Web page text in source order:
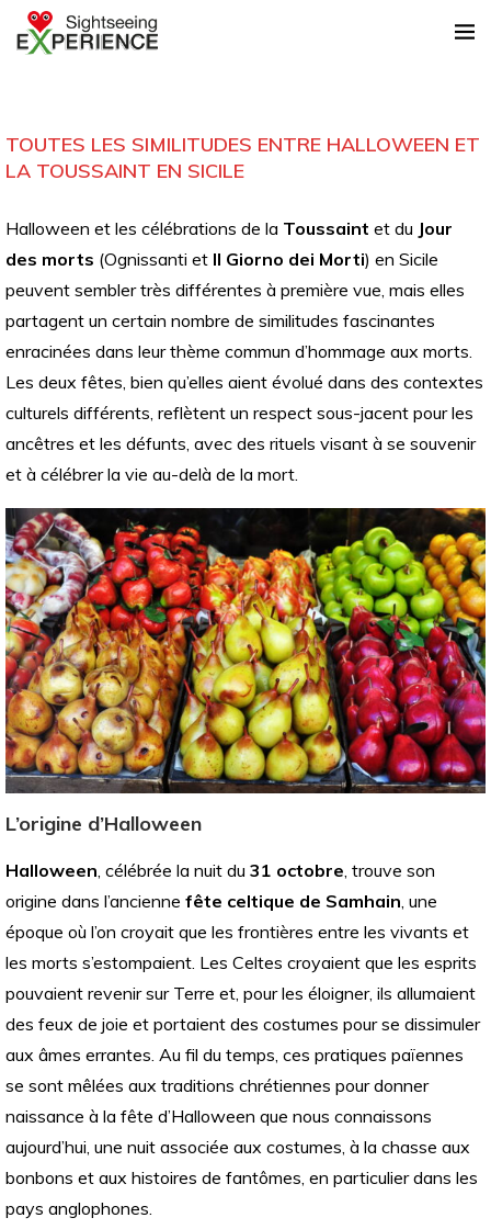
TOUTES LES SIMILITUDES ENTRE HALLOWEEN ET
LA TOUSSAINT EN SICILE
Halloween et les célébrations de la Toussaint et du Jour
des morts (Ognissanti et Il Giorno dei Morti) en Sicile
peuvent sembler très différentes à première vue, mais elles
partagent un certain nombre de similitudes fascinantes
enracinées dans leur thème commun d’hommage aux morts.
Les deux fêtes, bien qu’elles aient évolué dans des contextes
culturels différents, reflètent un respect sous-jacent pour les
ancêtres et les défunts, avec des rituels visant à se souvenir
et à célébrer la vie au-delà de la mort.
L’origine d’Halloween
Halloween , célébrée la nuit du 31 octobre , trouve son
origine dans l’ancienne fête celtique de Samhain , une
époque où l’on croyait que les frontières entre les vivants et
les morts s’estompaient. Les Celtes croyaient que les esprits
pouvaient revenir sur Terre et, pour les éloigner, ils allumaient
des feux de joie et portaient des costumes pour se dissimuler
aux âmes errantes. Au fil du temps, ces pratiques païennes
se sont mêlées aux traditions chrétiennes pour donner
naissance à la fête d’Halloween que nous connaissons
aujourd’hui, une nuit associée aux costumes, à la chasse aux
bonbons et aux histoires de fantômes, en particulier dans les
pays anglophones.